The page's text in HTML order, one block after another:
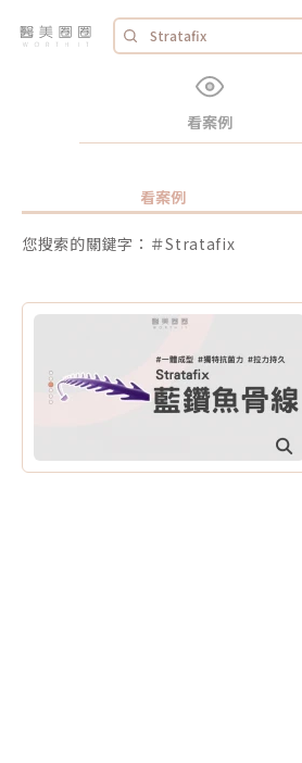
看案例
看案例
您搜索的關鍵字：＃Stratafix